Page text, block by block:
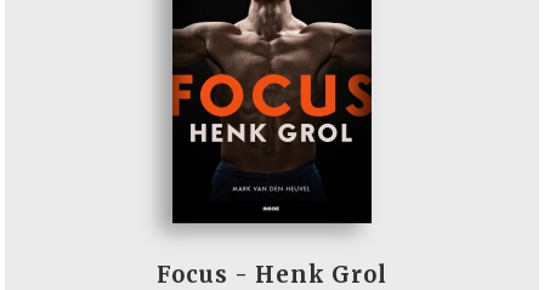
Focus - Henk Grol